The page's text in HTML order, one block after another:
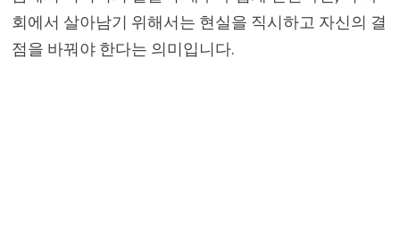
회에서 살아남기 위해서는 현실을 직시하고 자신의 결
점을 바꿔야 한다는 의미입니다.